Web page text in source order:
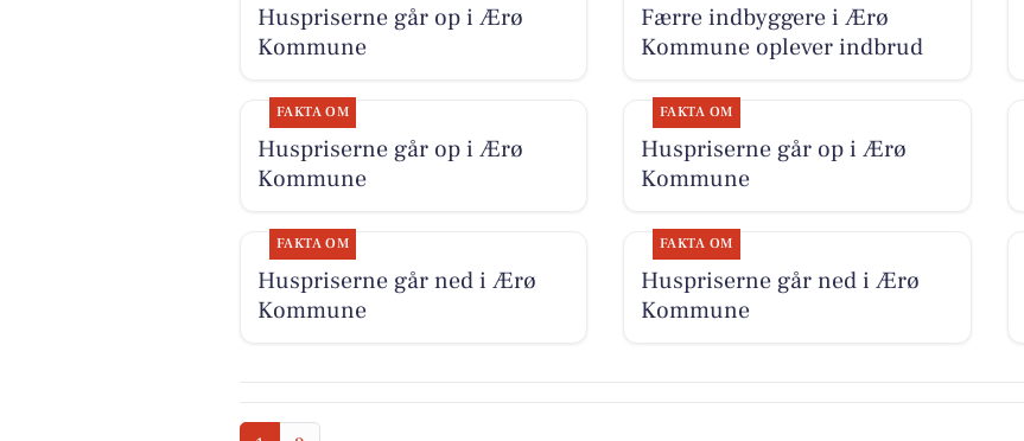
Huspriserne går op i Ærø
Kommune
Færre indbyggere i Ærø
Kommune oplever indbrud
FAKTA OM
Huspriserne går op i Ærø
Kommune
FAKTA OM
Huspriserne går op i Ærø
Kommune
FAKTA OM
Huspriserne går ned i Ærø
Kommune
FAKTA OM
Huspriserne går ned i Ærø
Kommune